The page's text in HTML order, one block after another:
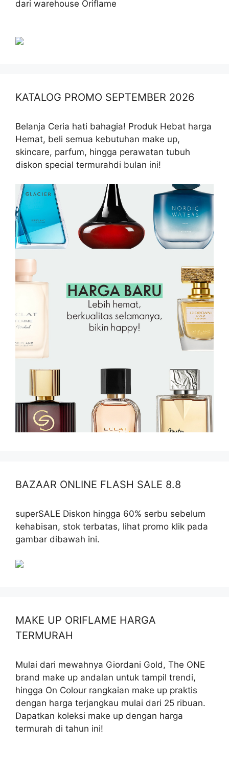
dari warehouse Oriflame
KATALOG PROMO SEPTEMBER 2026
Belanja Ceria hati bahagia! Produk Hebat harga
Hemat, beli semua kebutuhan make up,
skincare, parfum, hingga perawatan tubuh
diskon special termurahdi bulan ini!
BAZAAR ONLINE FLASH SALE 8.8
superSALE Diskon hingga 60% serbu sebelum
kehabisan, stok terbatas, lihat promo klik pada
gambar dibawah ini.
MAKE UP ORIFLAME HARGA
TERMURAH
Mulai dari mewahnya Giordani Gold, The ONE
brand make up andalan untuk tampil trendi,
hingga On Colour rangkaian make up praktis
dengan harga terjangkau mulai dari 25 ribuan.
Dapatkan koleksi make up dengan harga
termurah di tahun ini!